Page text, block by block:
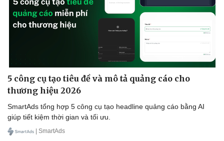
5 công cụ tạo tiêu đề và mô tả quảng cáo cho
thương hiệu 2026
SmartAds tổng hợp 5 công cụ tạo headline quảng cáo bằng AI
giúp tiết kiệm thời gian và tối ưu.
| SmartAds